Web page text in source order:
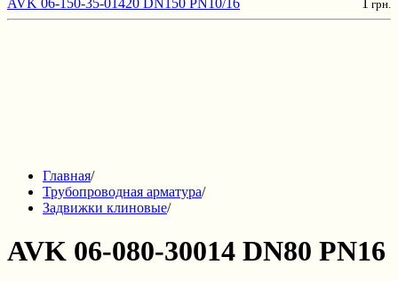
AVK 06-150-35-01420 DN150 PN10/16 грн.
Главная/
Трубопроводная арматура/
Задвижки клиновые/
AVK 06-080-30014 DN80 PN16